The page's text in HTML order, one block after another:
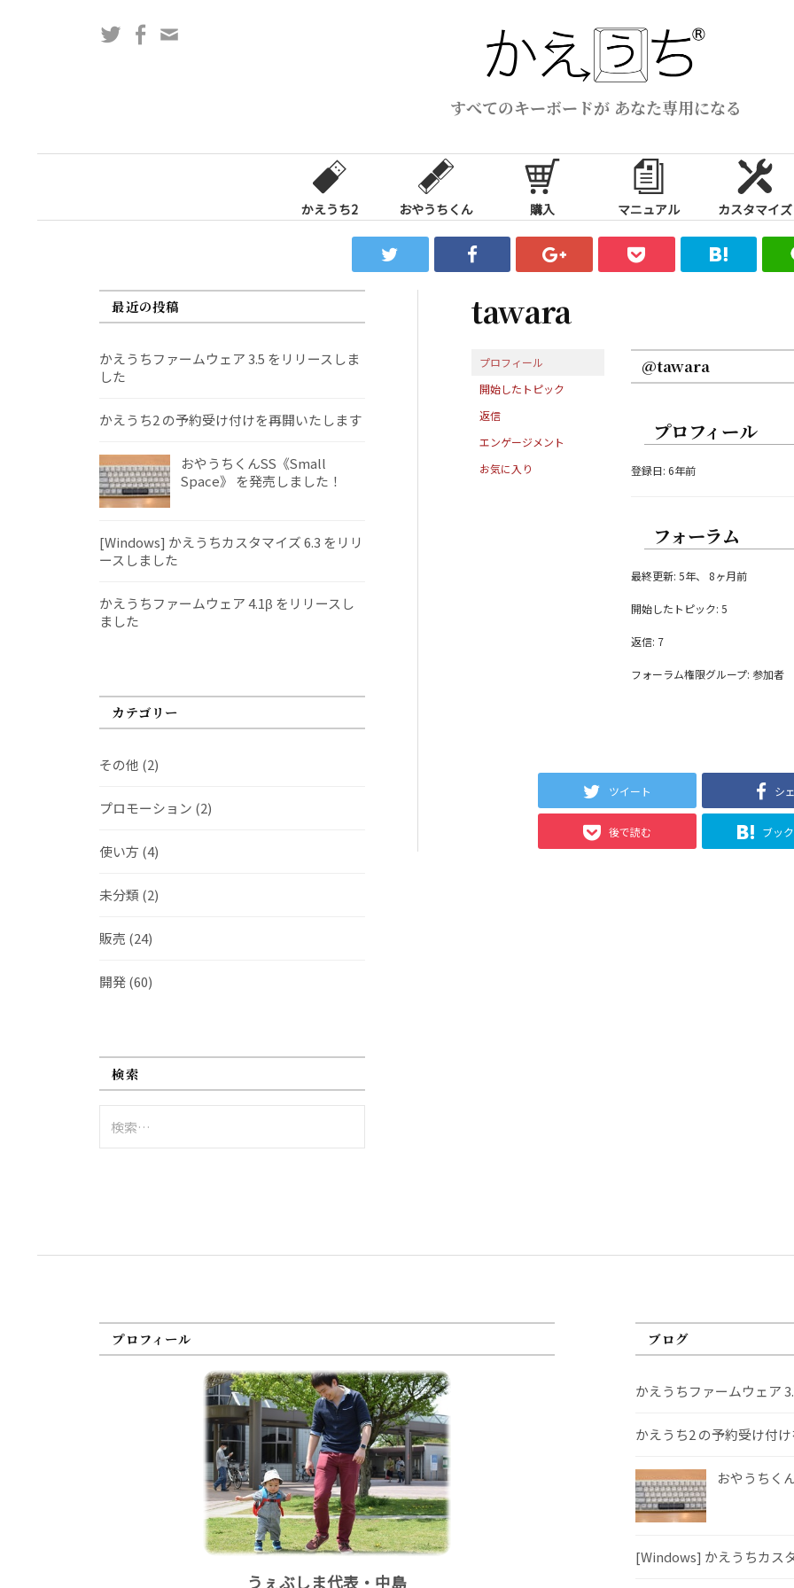
ス
すべてのキーボードが あなた専用になる
TwitterFacebook
かえうち2 おやうちくん 購入 マニュアル カスタマイズ
tawara
プロフィール
開始したトピック
返信
エンゲージメント
お気に入り
@tawara
プロフィール
登録日: 6年前
フォーラム
最終更新: 5年、 8ヶ月前
開始したトピック: 5
返信: 7
フォーラム権限グループ: 参加者
ツイート シ
後で読む ブッ
最近の投稿
かえうちファームウェア 3.5 をリリースしま
した
かえうち2 の予約受け付けを再開いたします
おやうちくんSS《Small
Space》 を発売しました！
[Windows] かえうちカスタマイズ 6.3 をリリ
ースしました
かえうちファームウェア 4.1β をリリースし
ました
カテゴリー
その他 (2)
プロモーション (2)
使い方 (4)
未分類 (2)
販売 (24)
開発(60)
検索
索:
プロフィール
うぇぶしま代表・中島
ブログ
かえうちファームウェア
かえうち2 の予約受け付
おやうちく
[Windows] かえうちカス